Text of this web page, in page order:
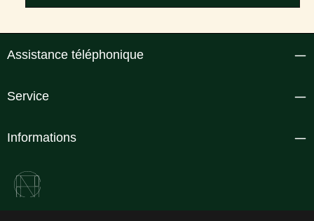
Assistance téléphonique
Service
Informations